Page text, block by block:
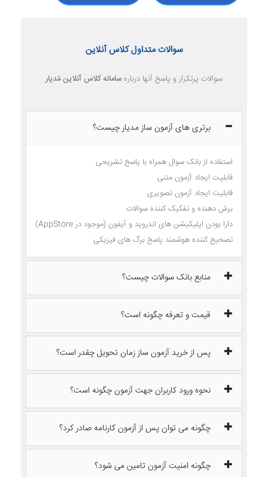
سوالات متداول کلاس آنلاین
سوالات پرتکرار و پاسخ آنها درباره سامانه کلاس آنلاین مَدیار
برتری های آزمون ساز مدیار چیست؟
استفاده از بانک سوال همراه با پاسخ تشریحی
قابلیت ایجاد آزمون متنی
قابلیت ایجاد آزمون تصویری
برش دهنده و تفکیک کننده سوالات
دارا بودن اپلیکیشن های اندروید و آیفون (موجود در AppStore)
تصحیح کننده هوشمند پاسخ برگ های فیزیکی
منابع بانک سوالات چیست؟
قیمت و تعرفه چگونه است؟
پس از خرید آزمون ساز زمان تحویل چقدر است؟
نحوه ورود کاربران جهت آزمون چگونه است؟
چگونه می توان پس از آزمون کارنامه صادر کرد؟
چگونه امنیت آزمون تامین می شود؟